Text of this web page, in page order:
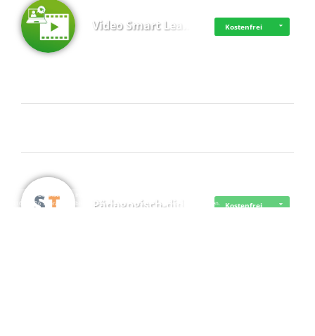
Video Smart Lea… Kostenfrei
Pädagogisch-did… Kostenfrei
· ·Datenschutz ·
© 2016 - 2026 SupraTix GmbH oder Partnergesellschaften - Alle Rechte vorbehalten.